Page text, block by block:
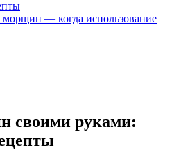
морщин — когда использование
своими руками: